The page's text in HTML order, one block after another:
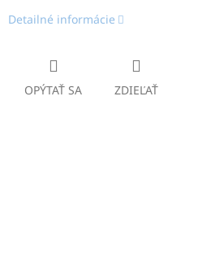
Detailné informácie
OPÝTAŤ SA ZDIEĽAŤ